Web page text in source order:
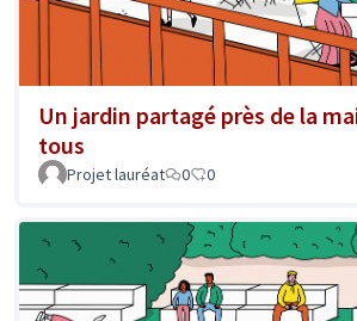
Un jardin partagé près de la
tous
Projet lauréat 0 0